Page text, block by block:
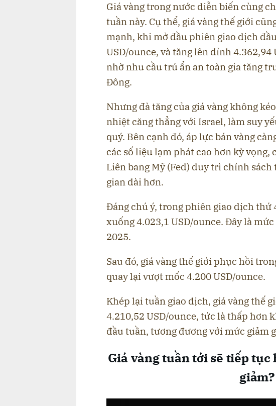
Giá vàng trong nước diễn biến cùng
tuần này. Cụ thể, giá vàng thế giới
mạnh, khi mở đầu phiên giao dịch
USD/ounce, và tăng lên đỉnh
nhờ nhu cầu trú ẩn an toàn gia tăng
Đông.
Nhưng đà tăng của giá vàng không
nhiệt căng thẳng với Israel, làm suy
quý. Bên cạnh đó, áp lực bán vàng
các số liệu lạm phát cao hơn kỳ vọng,
Liên bang Mỹ (Fed) duy trì chính
gian dài hơn.
Đáng chú ý, trong phiên giao dịch thứ
xuống 4.023,1 USD/ounce. Đây là
2025.
Sau đó, giá vàng thế giới phục hồi
quay lại vượt mốc 4.200 USD/ounce.
Khép lại tuần giao dịch, giá vàng thế
4.210,52 USD/ounce, tức là thấp hơn
đầu tuần, tương đương với mức giảm
Giá vàng tuần tới sẽ tiếp
giảm?